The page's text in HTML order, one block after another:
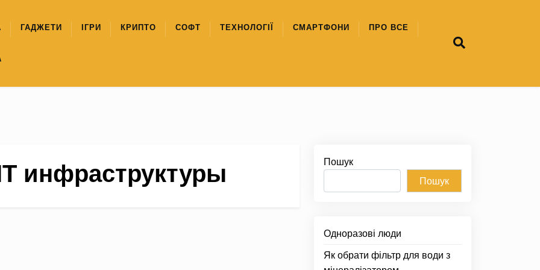
ГАДЖЕТИ ІГРИ КРИПТО СОФТ ТЕХНОЛОГІЇ СМАРТФОНИ ПРО ВСЕ
инфраструктуры
Пошук
Пошук
Одноразові люди
Як обрати фільтр для води з